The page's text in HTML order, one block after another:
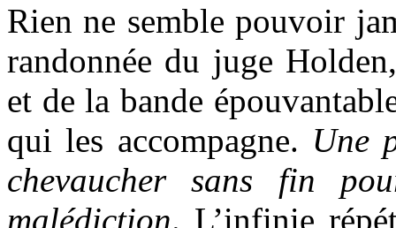
Rien ne semble pouvoir
randonnée du juge
et de la bande
qui les accompagne. Une
chevaucher sans fin
malédiction. L’infinie